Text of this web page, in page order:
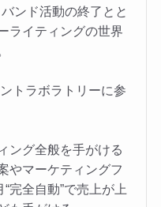
ンド活動の終了とと
ライティングの世界
トラボラトリーに参
ング全般を手がける
やマーケティングフ
完全自動”で売上が上